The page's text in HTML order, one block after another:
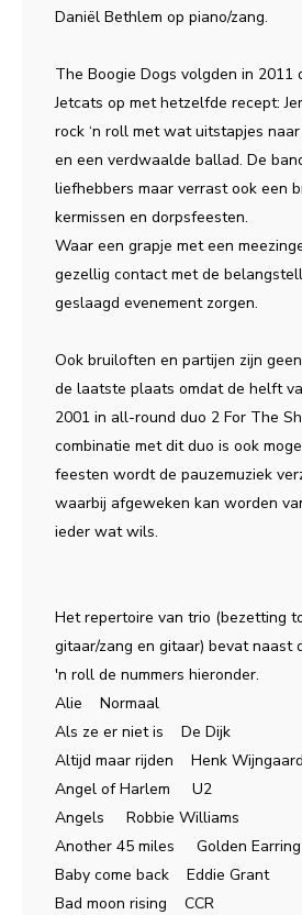
Daniël Bethlem op piano/zang.
The Boogie Dogs volgden in 2011
Jetcats op met hetzelfde recept:
rock ‘n roll met wat uitstapjes
en een verdwaalde ballad. De
liefhebbers maar verrast ook een
kermissen en dorpsfeesten.
Waar een grapje met een
gezellig contact met de
geslaagd evenement zorgen.
Ook bruiloften en partijen zijn
de laatste plaats omdat de helft
2001 in all-round duo 2 For The
combinatie met dit duo is ook
feesten wordt de pauzemuziek
waarbij afgeweken kan worden
ieder wat wils.
Het repertoire van trio (bezetting
gitaar/zang en gitaar) bevat naast
'n roll de nummers hieronder.
Alie Normaal
Als ze er niet is De Dijk
Altijd maar rijden Henk Wijngaard
Angel of Harlem U2
Angels Robbie Williams
Another 45 miles Golden Earring
Baby come back Eddie Grant
Bad moon rising CCR